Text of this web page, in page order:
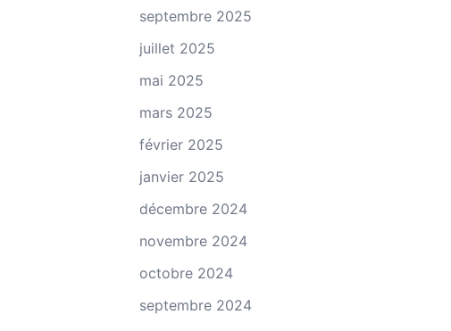
septembre 2025
juillet 2025
mai 2025
mars 2025
février 2025
janvier 2025
décembre 2024
novembre 2024
octobre 2024
septembre 2024